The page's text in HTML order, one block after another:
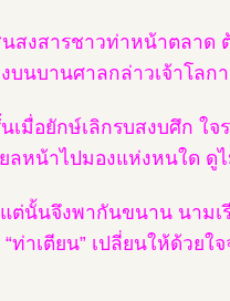
สงสารชาวท่าหน้าตลาด
บนบานศาลกล่าวเจ้าโล
เมื่อยักษ์เลิกรบสงบศึก ใ
ลหน้าไปมองแห่งหนใด ดู
ต่นั้นจึงพากันขนาน นาม
“ท่าเตียน” เปลี่ยนให้ด้วย